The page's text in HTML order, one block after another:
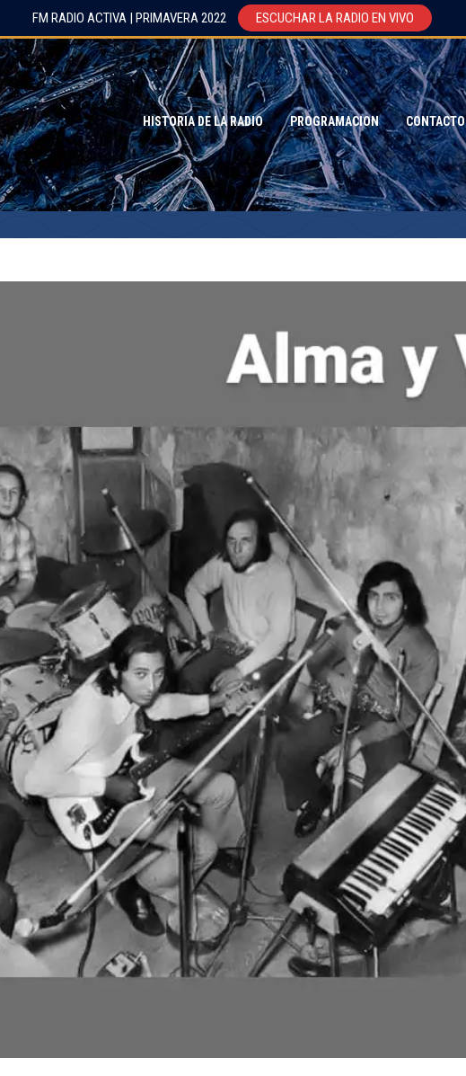
HISTORIA DE LA RADIO PROGRAMACION CONTACTO
FM RADIO ACTIVA | PRIMAVERA 2022 ESCUCHAR LA RADIO EN VIVO